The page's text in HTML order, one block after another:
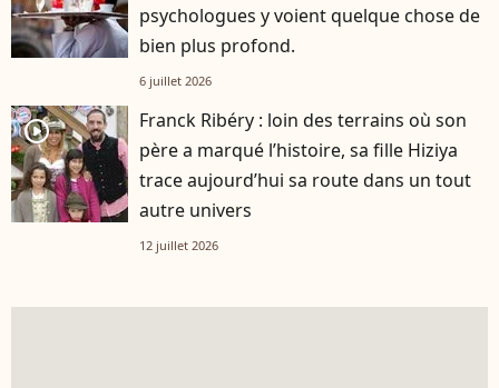
psychologues y voient quelque chose de
bien plus profond.
6 juillet 2026
player2
Franck Ribéry : loin des terrains où son
père a marqué l’histoire, sa fille Hiziya
trace aujourd’hui sa route dans un tout
autre univers
12 juillet 2026